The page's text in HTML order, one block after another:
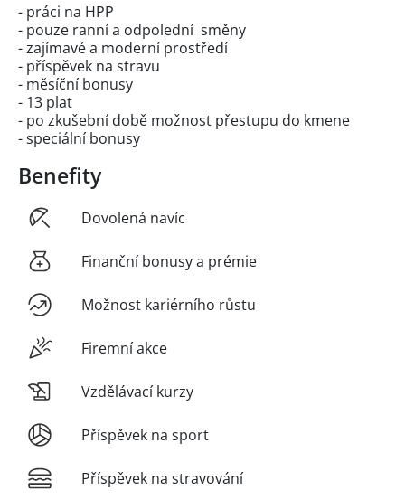
- práci na HPP
- pouze ranní a odpolední směny
- zajímavé a moderní prostředí
- příspěvek na stravu
- měsíční bonusy
- 13 plat
- po zkušební době možnost přestupu do kmene
- speciální bonusy
Benefity
Dovolená navíc
Finanční bonusy a prémie
Možnost kariérního růstu
Firemní akce
Vzdělávací kurzy
Příspěvek na sport
Příspěvek na stravování